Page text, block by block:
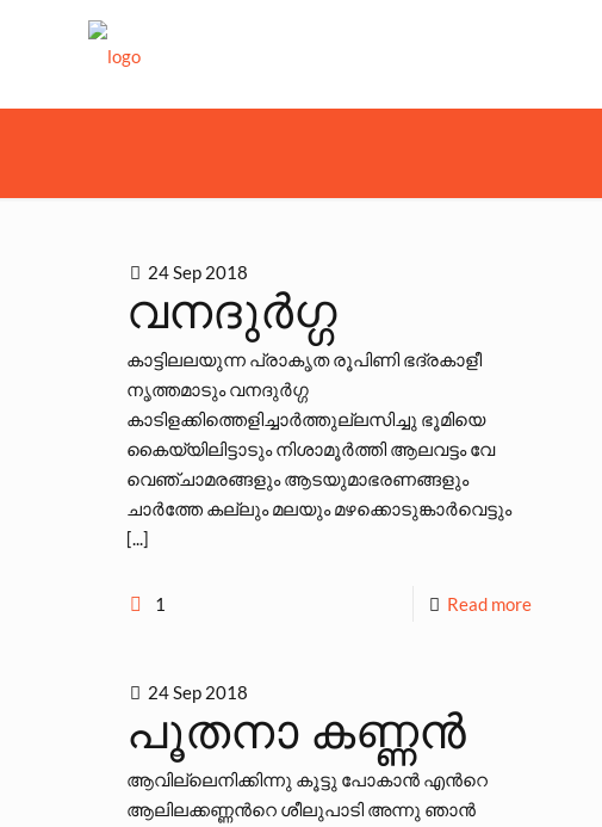
24 Sep 2018
വനദുര്‍ഗ്ഗ
കാട്ടിലലയുന്ന പ്രാകൃത രൂപിണി ഭദ്രകാളീ
നൃത്തമാടും വനദുര്‍ഗ്ഗ
കാടിളക്കിത്തെളിച്ചാര്‍ത്തുല്ലസിച്ചു ഭൂമിയെ
കൈയ്യിലിട്ടാടും നിശാമൂര്‍ത്തി ആലവട്ടം വേ
വെഞ്ചാമരങ്ങളും ആടയുമാഭരണങ്ങളും
ചാര്‍ത്തേ കല്ലും മലയും മഴക്കൊടുങ്കാര്‍വെട്ടും
[...]
1 Read more
24 Sep 2018
പൂതനാ കണ്ണന്‍
ആവില്ലെനിക്കിന്നു കൂട്ടു പോകാന്‍ എന്‍റെ
ആലിലക്കണ്ണന്‍റെ ശീലുപാടി അന്നു ഞാന്‍